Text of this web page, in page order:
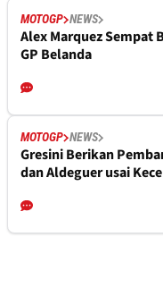
MOTOGP NEWS
Alex Marquez
GP Belanda
MOTOGP NEWS
Gresini Berikan
dan Aldeguer usai